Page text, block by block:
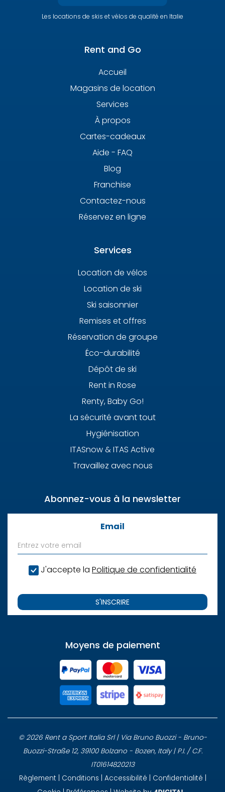
Les locations de skis et vélos de qualité en Italie
Rent and Go
Accueil
Magasins de location
Services
À propos
Cartes-cadeaux
Aide - FAQ
Blog
Franchise
Contactez-nous
Réservez en ligne
Services
Location de vélos
Location de ski
Ski saisonnier
Remises et offres
Réservation de groupe
Éco-durabilité
Dépôt de ski
Rent in Rose
Renty, Baby Go!
La sécurité avant tout
Hygiénisation
ITASnow & ITAS Active
Travaillez avec nous
Abonnez-vous à la newsletter
Email
J'accepte la Politique de confidentialité
S'INSCRIRE
Moyens de paiement
© 2026 Rent a Sport Italia Srl | Via Bruno Buozzi - Bruno-
Buozzi-Straße 12, 39100 Bolzano - Bozen, Italy | P.I. / C.F.
IT01614820213
Règlement
Conditions Accessibilité Confidentialité